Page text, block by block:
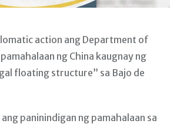
action ang Department of
ng China kaugnay ng
floating structure” sa Bajo de
paninindigan ng pamahalaan sa